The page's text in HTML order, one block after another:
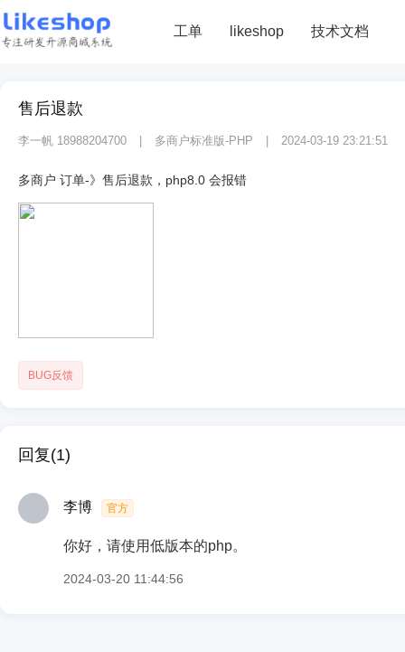
工单 likeshop 技术文档
售后退款
李一帆 18988204700 多商户标准版-PHP 2024-03-19 23:21:51
多商户 订单-》售后退款，php8.0 会报错
BUG反馈
回复(1)
李博 官方
你好，请使用低版本的php。
2024-03-20 11:44:56